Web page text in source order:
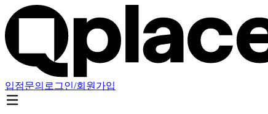
입점문의 로그인/회원가입